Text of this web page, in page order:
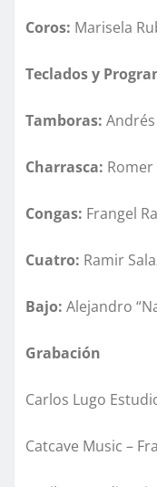
Coros: Marisela
Teclados y
Tamboras:
Charrasca:
Congas: Frangel
Cuatro: Ramir
Bajo: Alejandro
Grabación
Carlos Lugo
Catcave Music –